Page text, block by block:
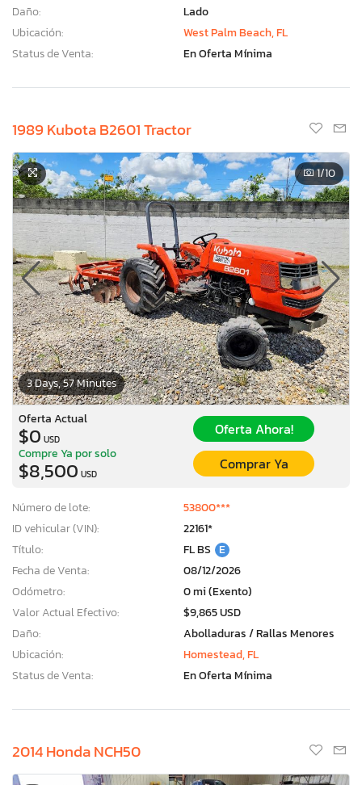
Daño:
Lado
Ubicación:
West Palm Beach, FL
Status de Venta:
En Oferta Mínima
1989 Kubota B2601 Tractor
3 Days, 57 Minutes
1/10
Oferta Actual
$0 USD
Oferta Ahora!
Compre Ya por solo
$8,500 USD
Comprar Ya
Número de lote:
53800***
ID vehicular (VIN):
22161*
Título:
FL BS E
Fecha de Venta:
08/12/2026
Odómetro:
0 mi (Exento)
Valor Actual Efectivo:
$9,865 USD
Daño:
Abolladuras / Rallas Menores
Ubicación:
Homestead, FL
Status de Venta:
En Oferta Mínima
2014 Honda NCH50